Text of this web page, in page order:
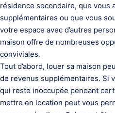
résidence secondaire, que vous
supplémentaires ou que vous
votre espace avec d’autres
maison offre de nombreuses
conviviales.
Tout d’abord, louer sa maison
de revenus supplémentaires. Si
qui reste inoccupée pendant
mettre en location peut vous